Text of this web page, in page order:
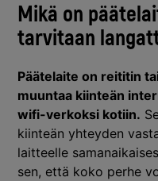
Mikä on
tarvitaan
Päätelaite on reititin
muuntaa kiinteän
wifi-verkoksi kotiin.
kiinteän yhteyden
laitteelle
sen, että koko perhe